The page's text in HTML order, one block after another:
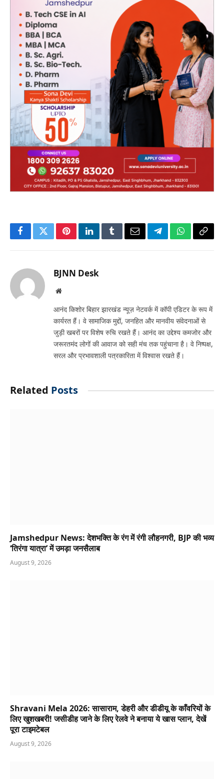
FacebookTwitterPinterestLinkedInTumblrEmailTelegramWhatsApp
Copy
BJNN Desk
Website
आनंद किशोर बिहार झारखंड न्यूज़ नेटवर्क में कॉपी एडिटर के रूप में
कार्यरत हैं। वे सामाजिक मुद्दों, जनहित और मानवीय संवेदनाओं से
जुड़ी खबरों पर विशेष रुचि रखते हैं। आनंद का उद्देश्य कमजोर और
जरूरतमंद लोगों की आवाज को सही मंच तक पहुंचाना है। वे निष्पक्ष,
सरल और प्रभावशाली पत्रकारिता में विश्वास रखते हैं।
Related Posts
Jamshedpur News: देशभक्ति के रंग में रंगी लौहनगरी, BJP की भव्य
‘तिरंगा यात्रा’ में उमड़ा जनसैलाब
August 9, 2026
Shravani Mela 2026: सासाराम, डेहरी और डीडीयू के काँवरियों के
लिए खुशखबरी! जसीडीह जाने के लिए रेलवे ने बनाया ये खास प्लान, देखें
पूरा टाइमटेबल
August 9, 2026